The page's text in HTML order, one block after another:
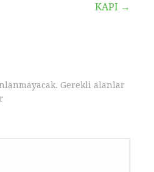
KAPI →
Gerekli alanlar